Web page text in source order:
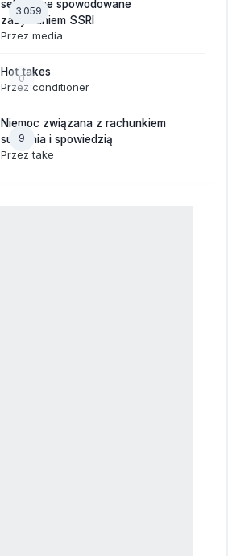
3 059
seksualne spowodowane
zażywaniem SSRI
Przez media
0
Hot takes
Przez conditioner
9
Niemoc związana z rachunkiem
sumienia i spowiedzią
Przeztake